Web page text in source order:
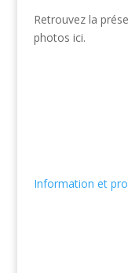
Retrouvez la
photos ici.
Information et